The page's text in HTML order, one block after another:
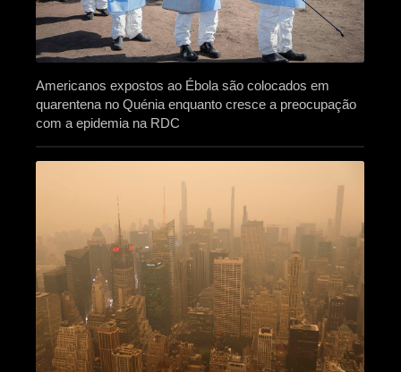
Americanos expostos ao Ébola são colocados em
quarentena no Quénia enquanto cresce a preocupação
com a epidemia na RDC